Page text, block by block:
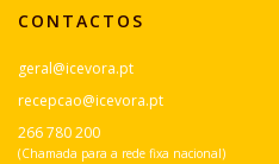
CONTACTOS
geral@icevora.pt
recepcao@icevora.pt
266 780 200
(Chamada para a rede fixa nacional)